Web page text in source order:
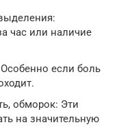
час или наличие
если боль
обморок: Эти
на значительную